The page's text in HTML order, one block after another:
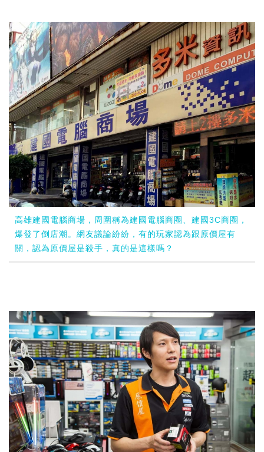
高雄建國電腦商場，周圍稱為建國電腦商圈、建國3C商圈，
爆發了倒店潮。網友議論紛紛，有的玩家認為跟原價屋有
關，認為原價屋是殺手，真的是這樣嗎？